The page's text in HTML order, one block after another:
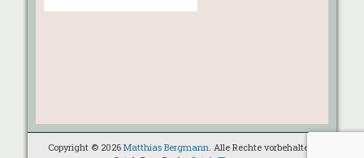
Copyright © 2026 Matthias Bergmann. Alle Rechte vorbehalten.